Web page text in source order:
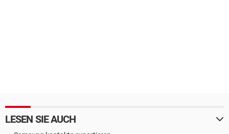
LESEN SIE AUCH